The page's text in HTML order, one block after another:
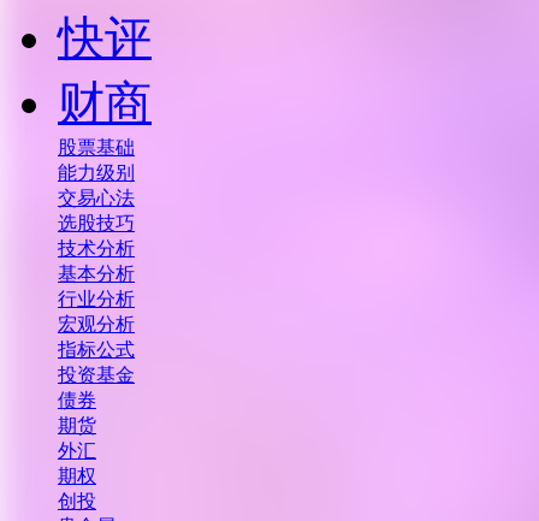
快评
财商
股票基础
能力级别
交易心法
选股技巧
技术分析
基本分析
行业分析
宏观分析
指标公式
投资基金
债券
期货
外汇
期权
创投